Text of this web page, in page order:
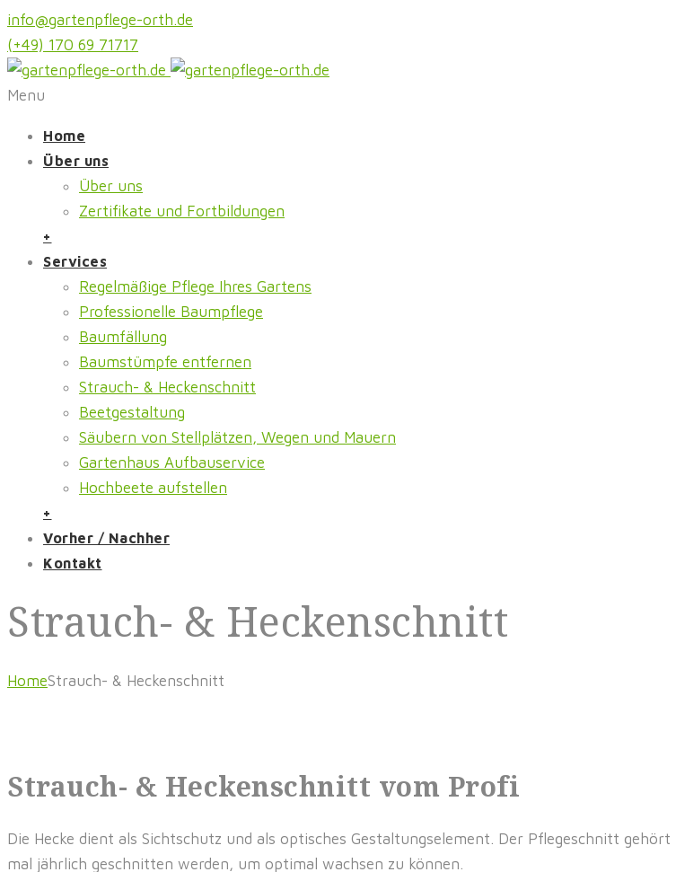
info@gartenpflege-orth.de
(+49) 170 69 71717
Menu
Home
Über uns
Über uns
Zertifikate und Fortbildungen
+
Services
Regelmäßige Pflege Ihres Gartens
Professionelle Baumpflege
Baumfällung
Baumstümpfe entfernen
Strauch- & Heckenschnitt
Beetgestaltung
Säubern von Stellplätzen, Wegen und Mauern
Gartenhaus Aufbauservice
Hochbeete aufstellen
+
Vorher / Nachher
Kontakt
Strauch- & Heckenschnitt
HomeStrauch- & Heckenschnitt
Strauch- & Heckenschnitt vom Profi
Die Hecke dient als Sichtschutz und als optisches Gestaltungselement. Der Pflegeschnitt
mal jährlich geschnitten werden, um optimal wachsen zu können.